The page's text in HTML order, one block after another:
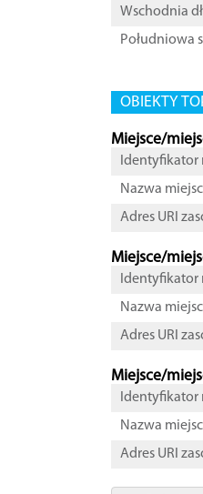
Wschodnia
Południowa
OBIEKTY
Miejsce/
Identyfikator
Nazwa
Adres URI
Miejsce/
Identyfikator
Nazwa
Adres URI
Miejsce/
Identyfikator
Nazwa
Adres URI